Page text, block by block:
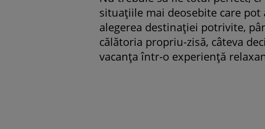
situațiile mai deosebite care pot
alegerea destinației potrivite,
călătoria propriu-zisă, câteva
vacanța într-o experiență